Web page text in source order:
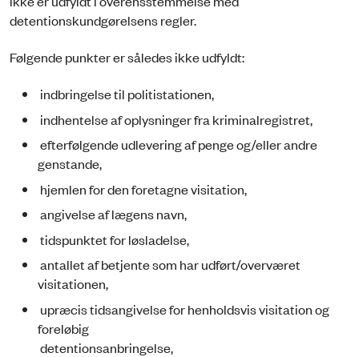
detentionskundgørelsens regler.
Følgende punkter er således ikke udfyldt:
indbringelse til politistationen,
indhentelse af oplysninger fra kriminalregistret,
efterfølgende udlevering af penge og/eller andre
genstande,
hjemlen for den foretagne visitation,
angivelse af lægens navn,
tidspunktet for løsladelse,
antallet af betjente som har udført/overværet
visitationen,
upræcis tidsangivelse for henholdsvis visitation og
foreløbig
detentionsanbringelse,